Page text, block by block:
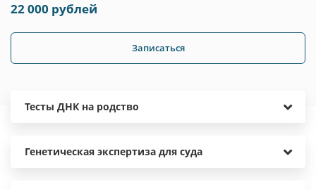
22 000 рублей
Записаться
Тесты ДНК на родство
Генетическая экспертиза для суда